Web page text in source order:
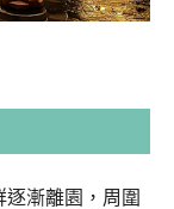
逐漸離園，周圍